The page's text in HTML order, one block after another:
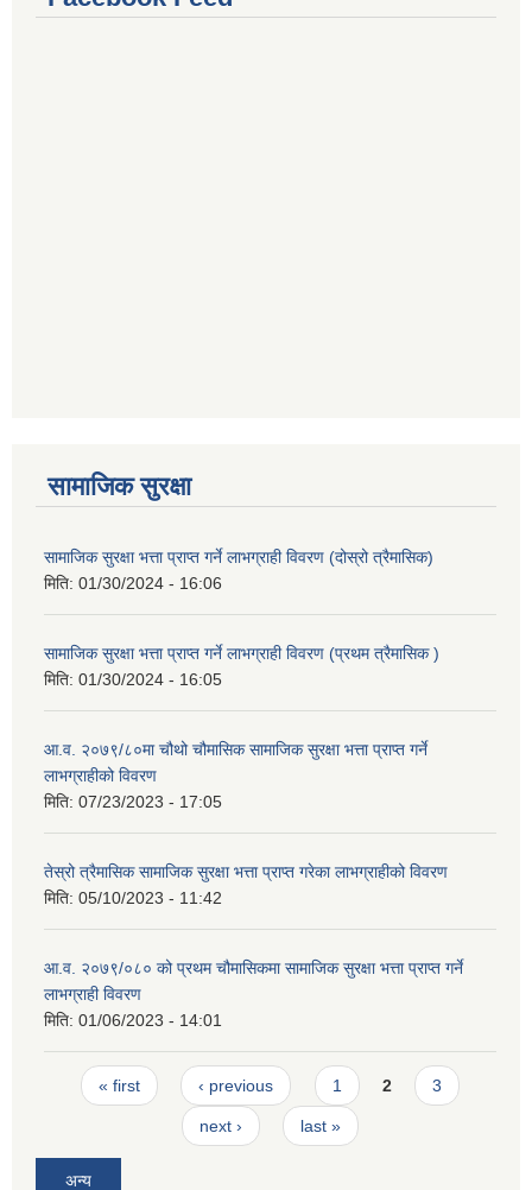
सामाजिक सुरक्षा
सामाजिक सुरक्षा भत्ता प्राप्त गर्ने लाभग्राही विवरण (दोस्रो त्रैमासिक)
मिति: 01/30/2024 - 16:06
सामाजिक सुरक्षा भत्ता प्राप्त गर्ने लाभग्राही विवरण (प्रथम त्रैमासिक )
मिति: 01/30/2024 - 16:05
आ.व. २०७९/८०मा चौथो चौमासिक सामाजिक सुरक्षा भत्ता प्राप्त गर्ने
लाभग्राहीको विवरण
मिति: 07/23/2023 - 17:05
तेस्रो त्रैमासिक सामाजिक सुरक्षा भत्ता प्राप्त गरेका लाभग्राहीको विवरण
मिति: 05/10/2023 - 11:42
आ.व. २०७९/०८० को प्रथम चौमासिकमा सामाजिक सुरक्षा भत्ता प्राप्त गर्ने
लाभग्राही विवरण
मिति: 01/06/2023 - 14:01
Pages
« first ‹ previous 1 2 3
next › last »
अन्य